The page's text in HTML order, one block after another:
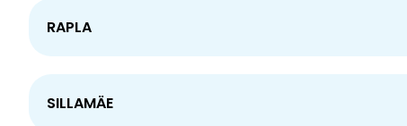
RAPLA
SILLAMÄE